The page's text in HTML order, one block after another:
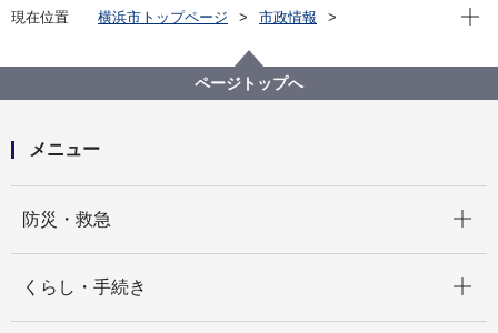
現在位置 横浜市トップページ
市政情報
現在
ページトップへ
メニュー
防災・救急
くらし・手続き